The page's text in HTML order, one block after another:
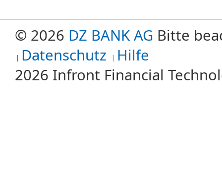
© 2026 DZ BANK AG Bitte
Datenschutz Hilfe
2026 Infront Financial